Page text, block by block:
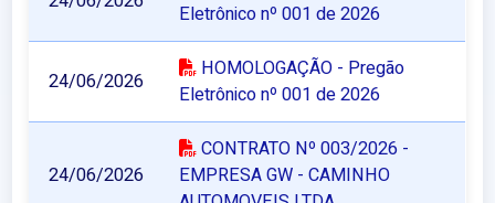
Eletrônico nº 001 de 2026
24/06/2026
HOMOLOGAÇÃO - Pregão
Eletrônico nº 001 de 2026
24/06/2026
CONTRATO Nº 003/2026 -
EMPRESA GW - CAMINHO